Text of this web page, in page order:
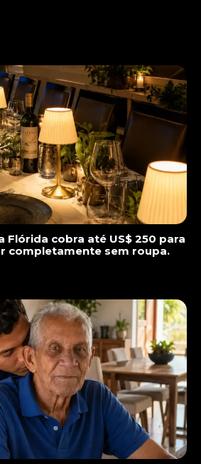
Flórida cobra até US$ 250 para
completamente sem roupa.